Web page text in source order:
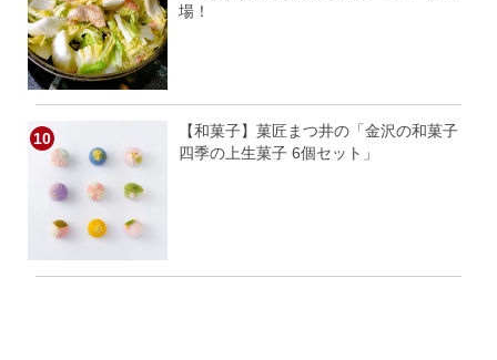
場！
【和菓子】菓匠まつ井の「金沢の和菓子
四季の上生菓子 6個セット」